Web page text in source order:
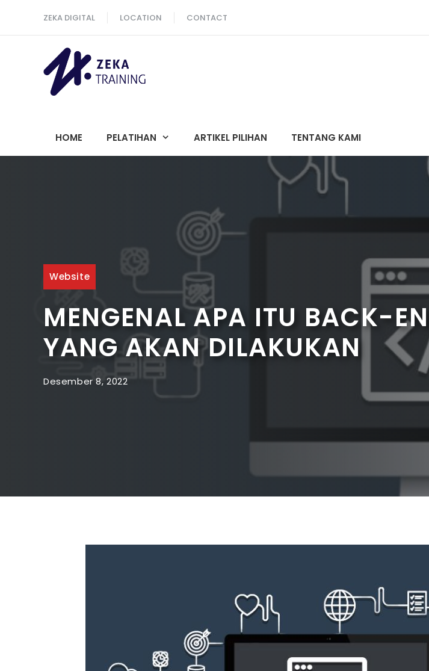
isi
ZEKA DIGITAL LOCATION CONTACT
HOME PELATIHAN ARTIKEL PILIHAN TENTANG KAMI
Website
MENGENAL APA ITU BACK-
YANG AKAN DILAKUKAN
Desember 8, 2022